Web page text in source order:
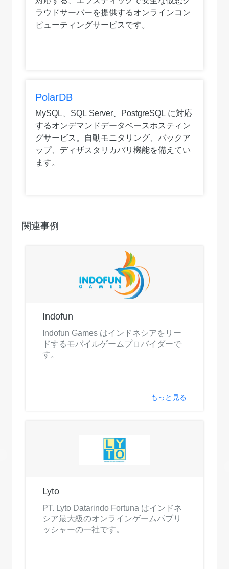
ラウドサーバーを提供するオンラインコン
ピューティングサービスです。
PolarDB
MySQL、SQL Server、PostgreSQL に対応
するオンデマンドデータベースホスティン
グサービス。自動モニタリング、バックア
ップ、ディザスタリカバリ機能を備えてい
ます。
関連事例
Indofun
Indofun Games はインドネシアをリー
ドするモバイルゲームプロバイダーで
す。
もっと見る
Lyto
PT. Lyto Datarindo Fortuna はインドネ
シア最大級のオンラインゲームパブリ
ッシャーの一社です。